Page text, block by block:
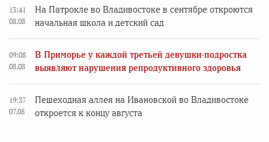
13:41
08.08
На Патрокле во Владивостоке в сентябре откроются
начальная школа и детский сад
09:08
08.08
В Приморье у каждой третьей девушки-подростка
выявляют нарушения репродуктивного здоровья
19:37
07.08
Пешеходная аллея на Ивановской во Владивостоке
откроется к концу августа